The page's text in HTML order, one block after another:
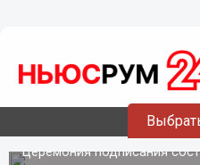
Мининский
соглашение с
Нижегородской
Церемония подписания